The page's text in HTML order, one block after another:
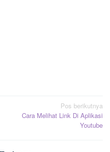
Pos berikutnya
Cara Melihat Link Di Aplikasi
Youtube